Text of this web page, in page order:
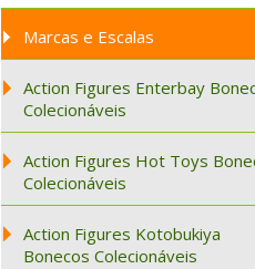
Marcas e Escalas
Action Figures Enterbay
Colecionáveis
Action Figures Hot Toys
Colecionáveis
Action Figures Kotobukiya
Bonecos Colecionáveis